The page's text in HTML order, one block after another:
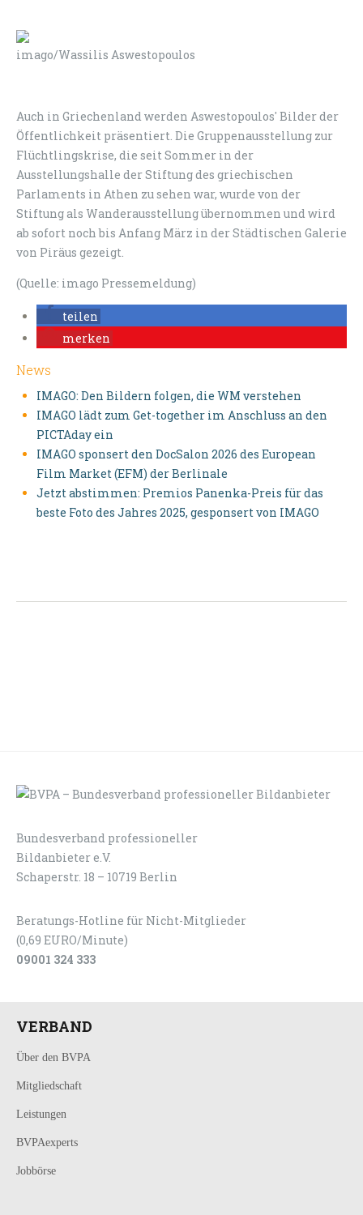
imago/Wassilis Aswestopoulos
Auch in Griechenland werden Aswestopoulos' Bilder der
Öffentlichkeit präsentiert. Die Gruppenausstellung zur
Flüchtlingskrise, die seit Sommer in der
Ausstellungshalle der Stiftung des griechischen
Parlaments in Athen zu sehen war, wurde von der
Stiftung als Wanderausstellung übernommen und wird
ab sofort noch bis Anfang März in der Städtischen Galerie
von Piräus gezeigt.
(Quelle: imago Pressemeldung)
teilen
merken
News
IMAGO: Den Bildern folgen, die WM verstehen
IMAGO lädt zum Get-together im Anschluss an den
PICTAday ein
IMAGO sponsert den DocSalon 2026 des European
Film Market (EFM) der Berlinale
Jetzt abstimmen: Premios Panenka-Preis für das
beste Foto des Jahres 2025, gesponsert von IMAGO
Bundesverband professioneller
Bildanbieter e.V.
Schaperstr. 18 – 10719 Berlin
Beratungs-Hotline für Nicht-Mitglieder
(0,69 EURO/Minute)
09001 324 333
VERBAND
Über den BVPA
Mitgliedschaft
Leistungen
BVPAexperts
Jobbörse